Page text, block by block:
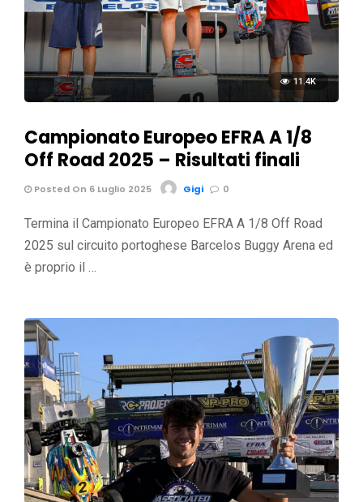
11.4K
Campionato Europeo EFRA A 1/8
Off Road 2025 – Risultati finali
Posted On 6 Luglio 2025 Gigi 0
Termina il Campionato Europeo EFRA A 1/8 Off Road
2025 sul circuito portoghese Barcelos Buggy Arena ed
è proprio il …